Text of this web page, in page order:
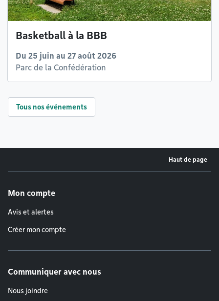
Basketball à la BBB
Du 25 juin au 27 août 2026
Parc de la Confédération
Tous nos événements
Haut de page
Mon compte
Avis et alertes
Créer mon compte
Communiquer avec nous
Nous joindre